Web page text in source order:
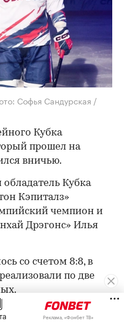
Софья Сандурская /
Кубка
прошел на
вничью.
Кубка
Кэпиталз»
чемпион и
Дрэгонс» Илья
со счетом 8:8, в
по две
играли обладатели
Реклама, «Фонбет ТВ»